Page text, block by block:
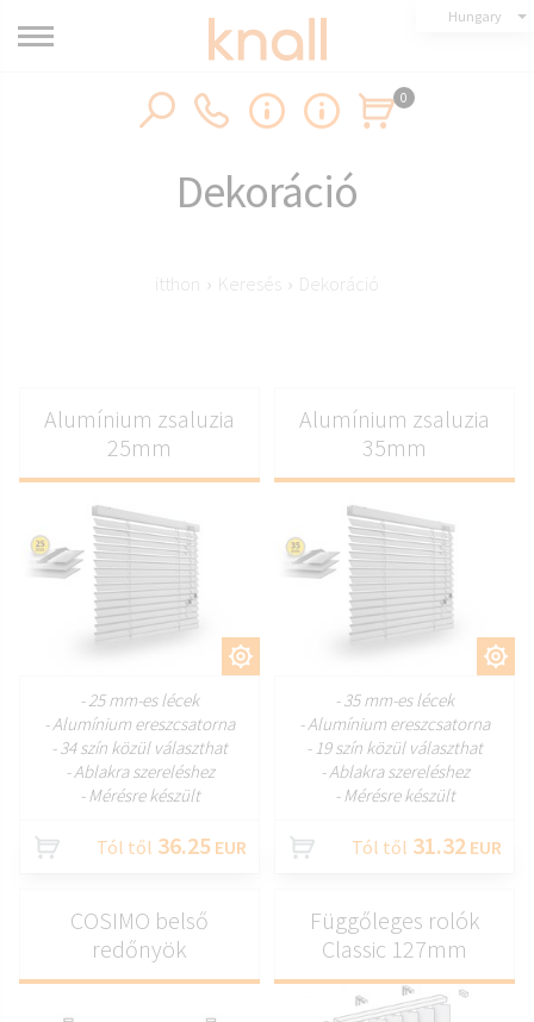
Hungary
0
Dekoráció
itthon › Keresés › Dekoráció
Alumínium zsaluzia
25mm
- 25 mm-es lécek
- Alumínium ereszcsatorna
- 34 szín közül választhat
- Ablakra szereléshez
- Mérésre készült
Tól től 36.25 EUR
Alumínium zsaluzia
35mm
- 35 mm-es lécek
- Alumínium ereszcsatorna
- 19 szín közül választhat
- Ablakra szereléshez
- Mérésre készült
Tól től 31.32 EUR
COSIMO belső
redőnyök
Függőleges rolók
Classic 127mm